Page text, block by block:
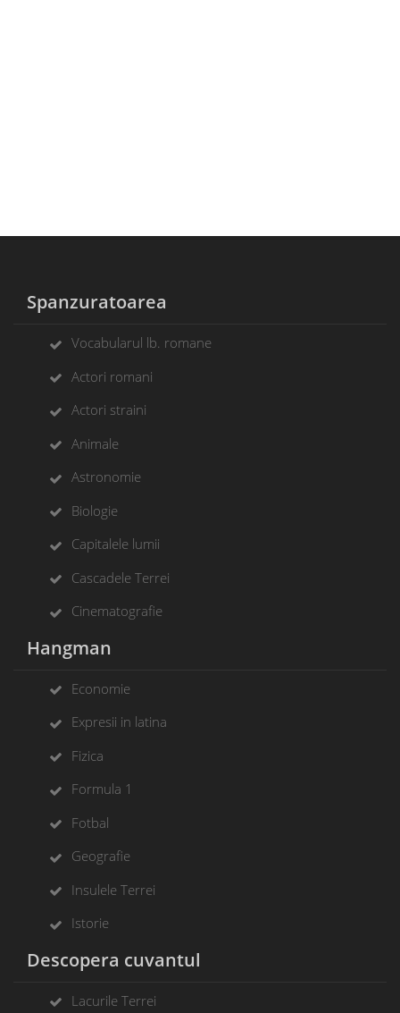
Spanzuratoarea
Vocabularul lb. romane
Actori romani
Actori straini
Animale
Astronomie
Biologie
Capitalele lumii
Cascadele Terrei
Cinematografie
Hangman
Economie
Expresii in latina
Fizica
Formula 1
Fotbal
Geografie
Insulele Terrei
Istorie
Descopera cuvantul
Lacurile Terrei